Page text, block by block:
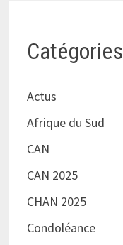
Catégories
Actus
Afrique du Sud
CAN
CAN 2025
CHAN 2025
Condoléance